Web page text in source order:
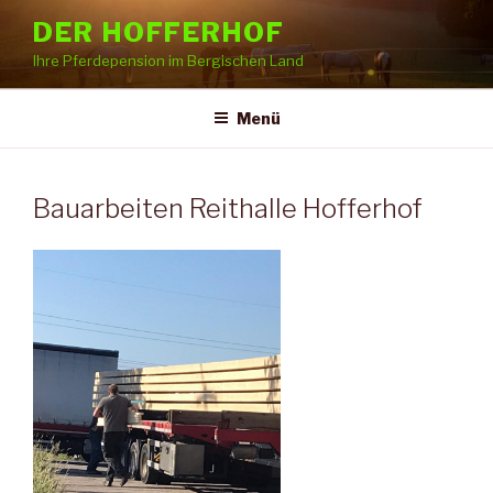
Inhalt
springen
DER HOFFERHOF
Ihre Pferdepension im Bergischen Land
Menü
Bauarbeiten Reithalle Hofferhof